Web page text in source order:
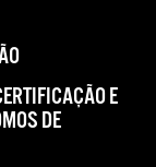
E
DE